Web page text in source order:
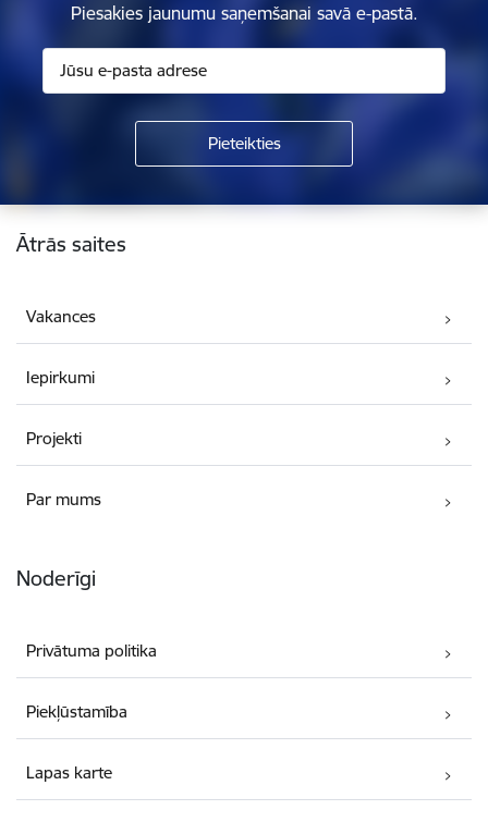
Piesakies jaunumu saņemšanai savā e-pastā.
Kājene
Ātrās saites
Vakances
Iepirkumi
Projekti
Par mums
Noderīgi
Privātuma politika
Piekļūstamība
Lapas karte